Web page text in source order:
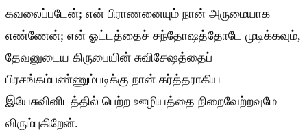
கவலைப்படேன்; என் பிராணனையும் நான் அருமையாக
எண்ணேன்; என் ஓட்டத்தைச் சந்தோஷத்தோடே முடிக்கவும்,
தேவனுடைய கிருபையின் சுவிசேஷத்தைப்
பிரசங்கம்பண்ணும்படிக்கு நான் கர்த்தராகிய
இயேசுவினிடத்தில் பெற்ற ஊழியத்தை நிறைவேற்றவுமே
விரும்புகிறேன்.